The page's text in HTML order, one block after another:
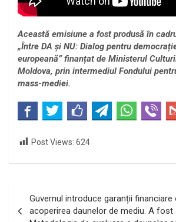
Această emisiune a fost produsă în
„Între DA și NU: Dialog pentru
europeană” finanțat de Ministerul
Moldova, prin intermediul Fondului
mass-mediei.
Post Views: 624
în
Guvernul introduce garanții financiare
acoperirea daunelor de mediu. A fost